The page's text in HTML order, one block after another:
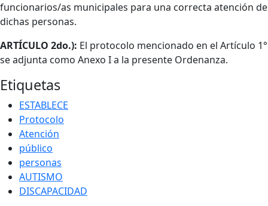
funcionarios/as municipales para una correcta atención de
dichas personas.
ARTÍCULO 2do.): El protocolo mencionado en el Artículo 1°
se adjunta como Anexo I a la presente Ordenanza.
Etiquetas
ESTABLECE
Protocolo
Atención
público
personas
AUTISMO
DISCAPACIDAD